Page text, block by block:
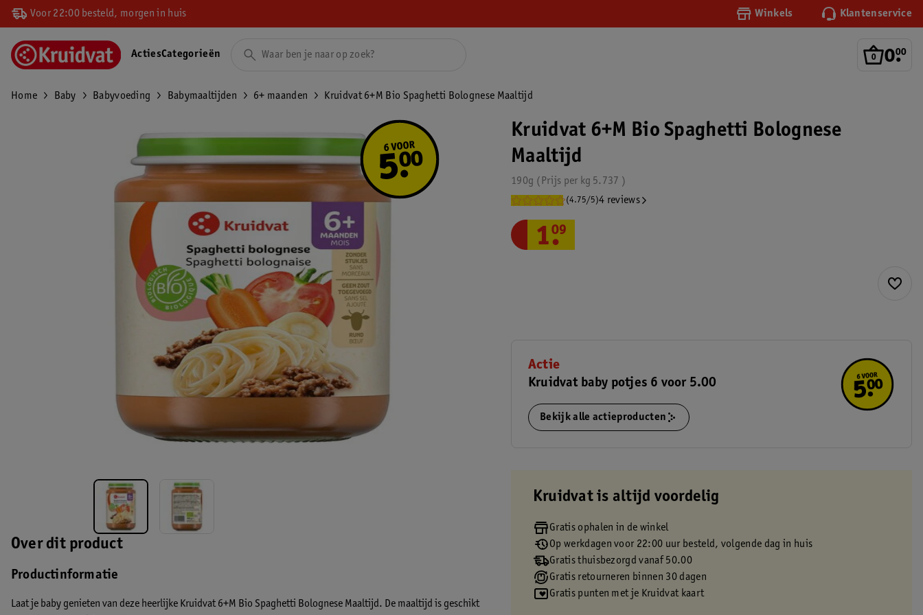
Voor 22:00 besteld, morgen in huis Winkels Klantenservice
0.
00
ActiesCategorieën
Home Baby Babyvoeding Babymaaltijden 6+ maanden Kruidvat 6+M Bio Spaghetti Bolognese Maaltijd
Over dit product
Productinformatie
Laat je baby genieten van deze heerlijke Kruidvat 6+M Bio Spaghetti Bolognese Maaltijd. De maaltijd is geschikt
Kruidvat 6+M Bio Spaghetti Bolognese
Maaltijd
190g 5.737
Prijs per kg
(4.75/5)4 reviews
1.
09
Actie
Kruidvat baby potjes 6 voor 5.00
Bekijk alle actieproducten
Kruidvat is altijd voordelig
Gratis ophalen in de winkel
Op werkdagen voor 22:00 uur besteld, volgende dag in huis
Gratis thuisbezorgd vanaf 50.00
Gratis retourneren binnen 30 dagen
Gratis punten met je Kruidvat kaart